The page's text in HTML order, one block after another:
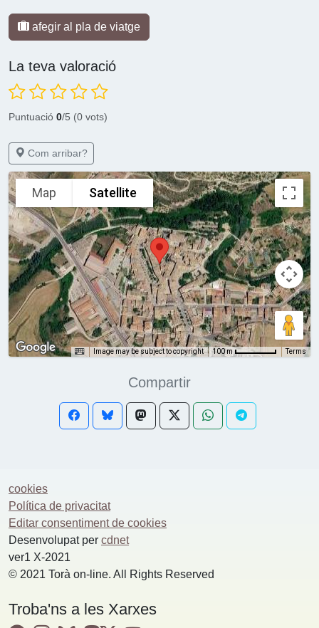
afegir al pla de viatge
La teva valoració
Puntuació 0/5 (0 vots)
Com arribar?
Map Satellite
Image may be subject to copyright 100 m Terms
Compartir
cookies
Política de privacitat
Editar consentiment de cookies
Desenvolupat per cdnet
ver1 X-2021
© 2021 Torà on-line. All Rights Reserved
Troba'ns a les Xarxes